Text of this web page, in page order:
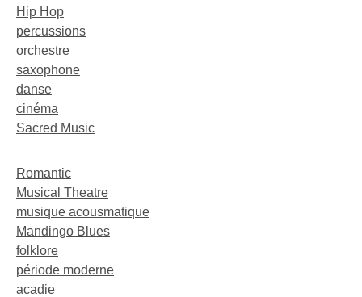
Hip Hop
percussions
orchestre
saxophone
danse
cinéma
Sacred Music
Romantic
Musical Theatre
musique acousmatique
Mandingo Blues
folklore
période moderne
acadie